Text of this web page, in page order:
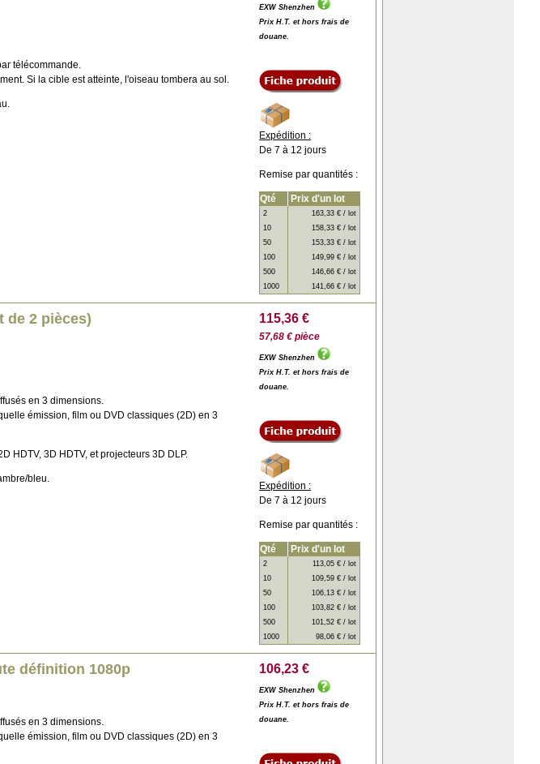
télécommande.
Si la cible est atteinte, l'oiseau tombera au sol.
EXW Shenzhen
Prix H.T. et hors frais de
douane.
Expédition :
De 7 à 12 jours
Remise par quantités :
Qté Prix d'un lot
2
163,33 € / lot
10
158,33 € / lot
50
153,33 € / lot
100
149,99 € / lot
500
146,66 € / lot
1000
141,66 € / lot
de 2 pièces)
en 3 dimensions.
émission, film ou DVD classiques (2D) en 3
HDTV, 3D HDTV, et projecteurs 3D DLP.
bleu.
115,36 €
57,68 € pièce
EXW Shenzhen
Prix H.T. et hors frais de
douane.
Expédition :
De 7 à 12 jours
Remise par quantités :
Qté Prix d'un lot
2
113,05 € / lot
10
109,59 € / lot
50
106,13 € / lot
100
103,82 € / lot
500
101,52 € / lot
1000
98,06 € / lot
définition 1080p
en 3 dimensions.
émission, film ou DVD classiques (2D) en 3
106,23 €
EXW Shenzhen
Prix H.T. et hors frais de
douane.